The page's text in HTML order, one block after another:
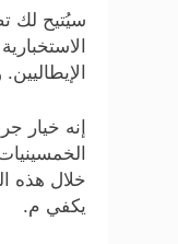
سيُتيح لك
إنه خيار
خلال هذه
يكفي م.